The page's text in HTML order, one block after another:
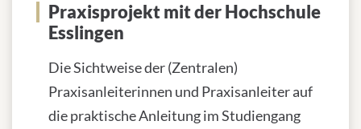
Praxisprojekt mit der Hochschule
Esslingen
Die Sichtweise der (Zentralen)
Praxisanleiterinnen und Praxisanleiter auf
die praktische Anleitung im Studiengang